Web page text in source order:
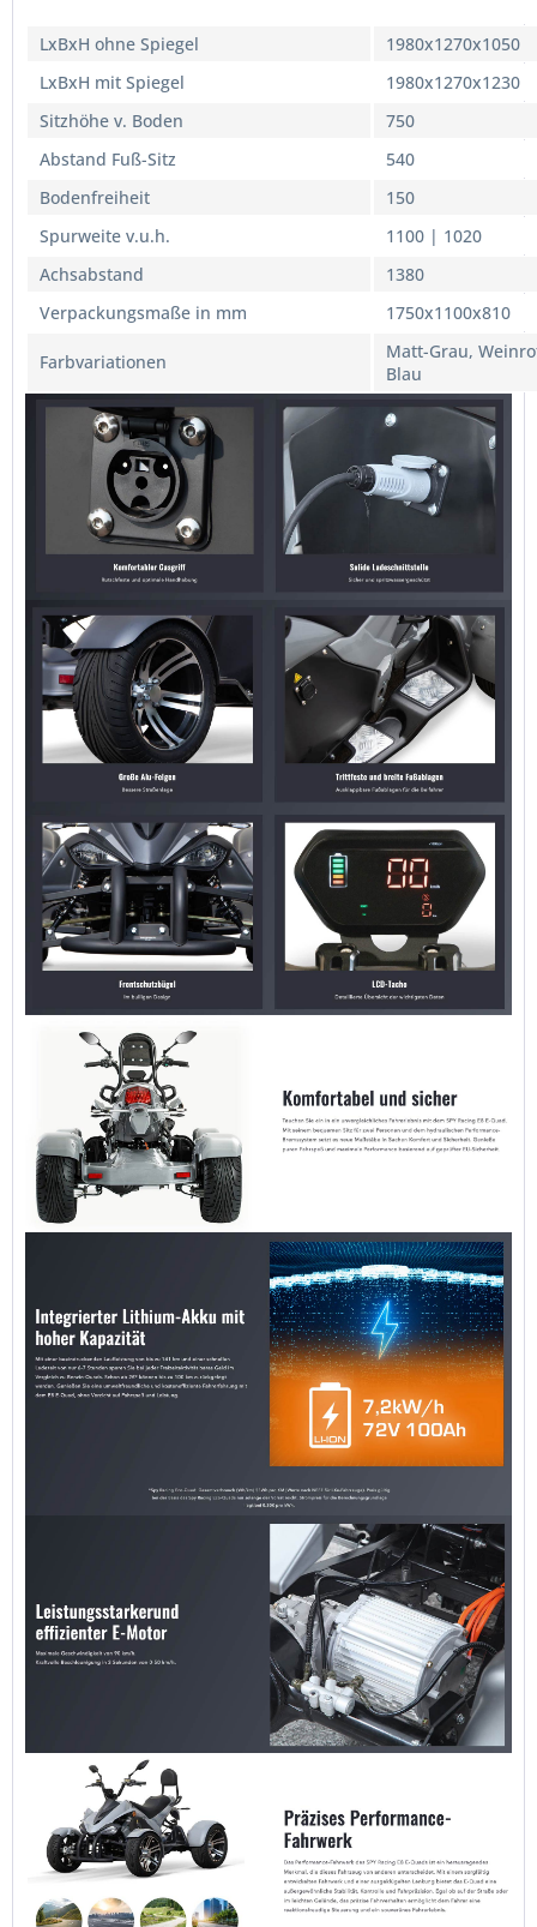
LxBxH ohne Spiegel
1980x1270x1050
LxBxH mit Spiegel
1980x1270x1230
Sitzhöhe v. Boden
750
Abstand Fuß-Sitz
540
Bodenfreiheit
150
Spurweite v.u.h.
1100 | 1020
Achsabstand
1380
Verpackungsmaße in mm
1750x1100x810
Farbvariationen
Matt-Grau,
Blau